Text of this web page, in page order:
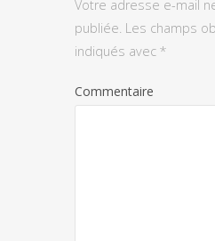
Votre adresse e-mail
publiée. Les champs
indiqués avec *
Commentaire